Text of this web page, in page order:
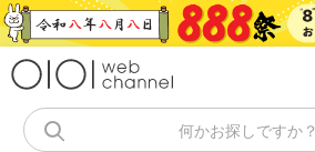
コ
ン
何かお探しですか？